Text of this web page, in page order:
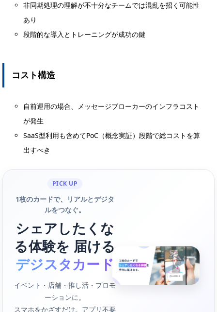
非同期処理の理解が不十分なチームでは混乱を招く可能性
あり
段階的な導入とトレーニングが成功の鍵
コスト構造
自前運用の場合、メッセージブローカーのインフラコスト
が発生
SaaS型利用も含めてPoC（概念実証）段階で総コストを算
出すべき
PICK UP
1枚のカードで、リアルとデジタ
ルをつなぐ。
シェアしたくな
る体験を 届ける
デジスタカード
イベント・店舗・推し活・プロモ
ーションに。
スマホをかざすだけ。アプリ不要